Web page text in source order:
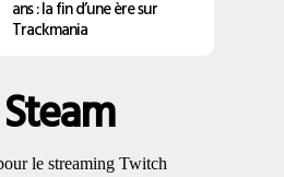
ans : la fin d’une ère sur
Trackmania